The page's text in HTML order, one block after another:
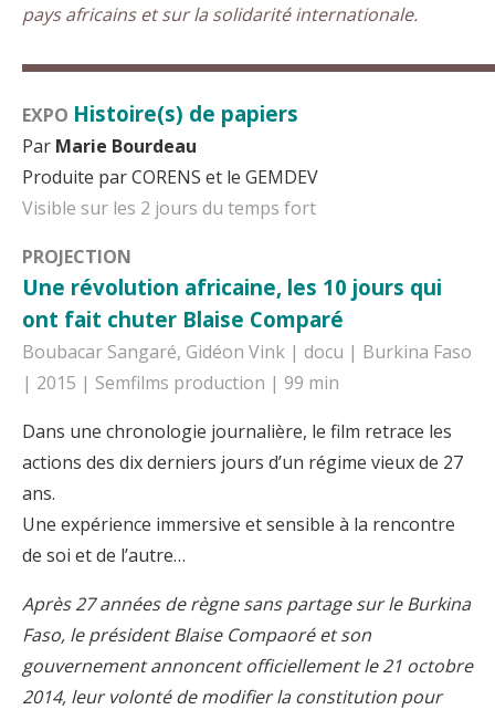
pays africains et sur la solidarité internationale.
▬▬▬▬▬▬▬▬▬▬▬▬▬▬▬▬▬
EXPO Histoire(s) de papiers
Par Marie Bourdeau
Produite par CORENS et le GEMDEV
Visible sur les 2 jours du temps fort
PROJECTION
Une révolution africaine, les 10 jours qui
ont fait chuter Blaise Comparé
Boubacar Sangaré, Gidéon Vink | docu | Burkina Faso
| 2015 | Semfilms production | 99 min
Dans une chronologie journalière, le film retrace les
actions des dix derniers jours d’un régime vieux de 27
ans.
Une expérience immersive et sensible à la rencontre
de soi et de l’autre…
Après 27 années de règne sans partage sur le Burkina
Faso, le président Blaise Compaoré et son
gouvernement annoncent officiellement le 21 octobre
2014, leur volonté de modifier la constitution pour